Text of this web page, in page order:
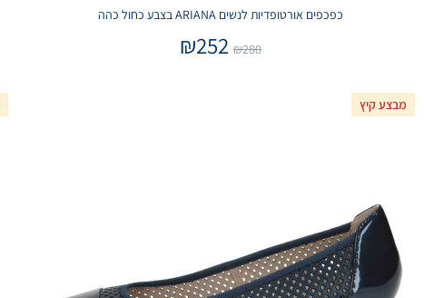
כפכפים אורטופדיות לנשים ARIANA בצבע כחול כהה
₪280
₪252
מבצע קיץ